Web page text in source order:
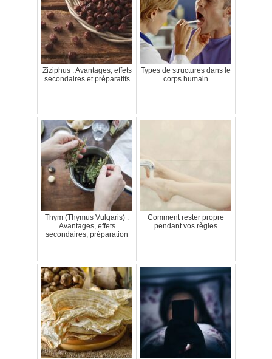
Ziziphus : Avantages, effets
secondaires et préparatifs
Types de structures dans le
corps humain
Thym (Thymus Vulgaris) :
Avantages, effets
secondaires, préparation
Comment rester propre
pendant vos règles